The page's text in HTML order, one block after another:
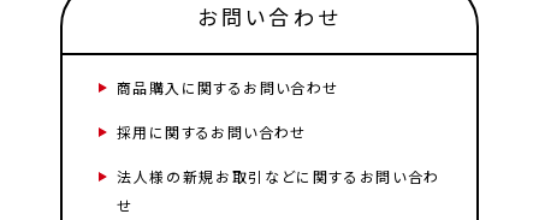
お問い合わせ
商品購入に関するお問い合わせ
採用に関するお問い合わせ
法人様の新規お取引などに関するお問い合わ
せ